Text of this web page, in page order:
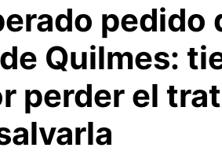
pedido
Quilmes:
perder el